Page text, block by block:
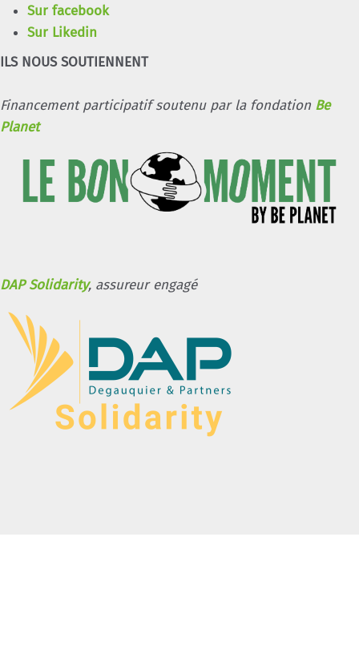
Sur facebook
Sur Likedin
ILS NOUS SOUTIENNENT
Financement participatif soutenu par la fondation Be
Planet
DAP Solidarity, assureur engagé